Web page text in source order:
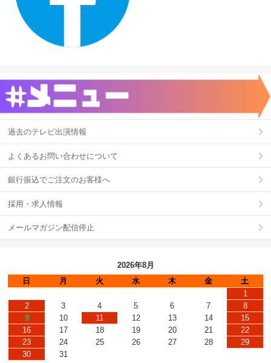
過去のテレビ出演情報
よくあるお問い合わせについて
銀行振込でご注文のお客様へ
採用・求人情報
メールマガジン配信停止
2026年8月
日
月 火 水 木 金
土
1
2
3 4 5 6 7
8
9
10 11 12 13 14
15
16
17 18 19 20 21
22
23
24 25 26 27 28
29
30
31